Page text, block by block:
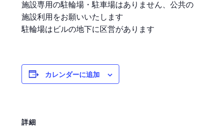
施設専用の駐輪場・駐車場はありません、公共の
施設利用をお願いいたします
駐輪場はビルの地下に区営があります
カレンダーに追加
詳細